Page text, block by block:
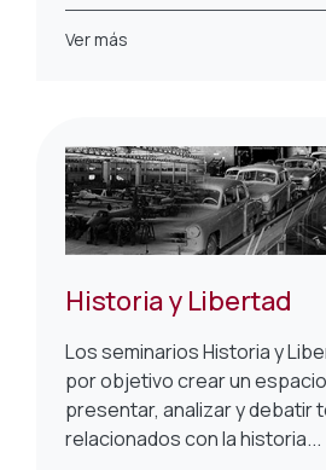
Ver más
Historia y Libertad
Los seminarios Historia y
por objetivo crear un
presentar, analizar y debatir
relacionados con la historia...